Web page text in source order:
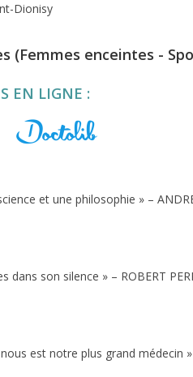
Dionisy
(Femmes enceintes -
EN LIGNE :
et une philosophie » –
son silence » – ROBERT
est notre plus grand médecin »